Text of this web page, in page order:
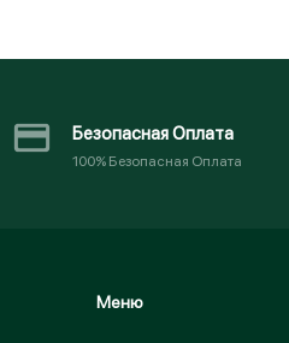
Безопасная Оплата
100% Безопасная Оплата
Меню